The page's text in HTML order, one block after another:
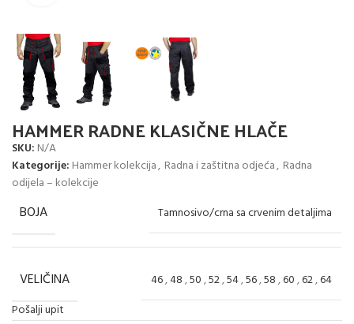
HAMMER RADNE KLASIČNE HLAČE
SKU: N/A
Kategorije: Hammer kolekcija, Radna i zaštitna odjeća, Radna
odijela – kolekcije
BOJA Tamnosivo/crna sa crvenim detaljima
VELIČINA 46,48,50,52,54,56,58,60,62,64
Pošalji upit